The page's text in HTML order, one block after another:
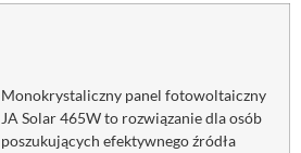
Monokrystaliczny panel fotowoltaiczny
JA Solar 465W to rozwiązanie dla osób
poszukujących efektywnego źródła